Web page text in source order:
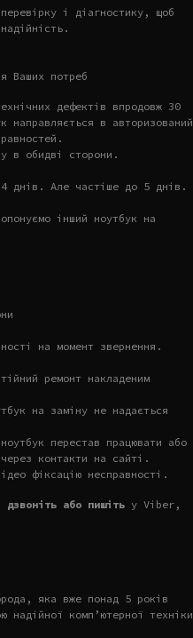
і діагностику, щоб
Ваших потреб
дефектів впродовж 30
направляється в авторизований
в обидві сторони.
днів. Але частіше до 5 днів.
інший ноутбук на
на момент звернення.
ремонт накладеним
на заміну не надається
перестав працювати або
контакти на сайті.
фіксацію несправності.
дзвоніть або пишіть у Viber,
яка вже понад 5 років
надійної комп’ютерної техніки